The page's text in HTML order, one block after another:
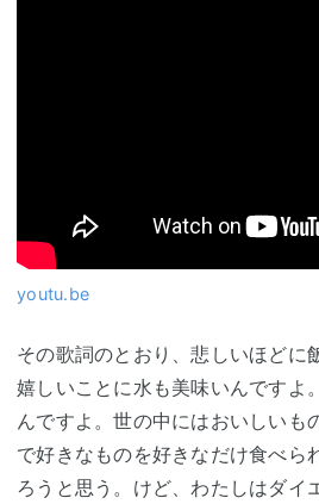
youtu.be
その歌詞のとおり、悲しいほどに
嬉しいことに水も美味いんですよ
んですよ。世の中にはおいしいも
で好きなものを好きなだけ食べら
ろうと思う。けど、わたしはダイ